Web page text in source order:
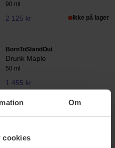
Om
cookies
90 ml
2 125 kr Ikke på lager
BornToStandOut
Drunk Maple
50 ml
1 455 kr